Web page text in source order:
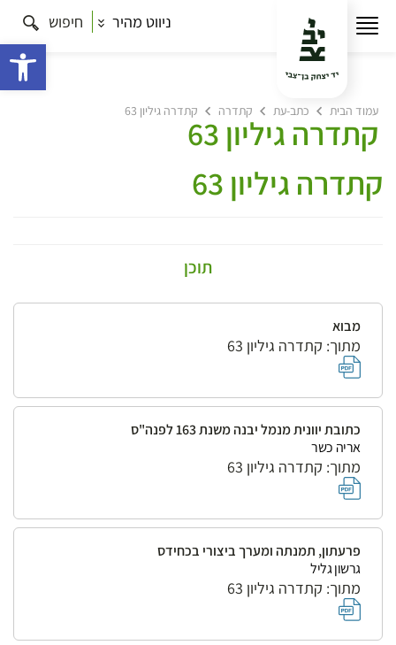
ניווט מהיר חיפוש
עמוד הבית כתב-עת קתדרה קתדרה גיליון 63
קתדרה גיליון 63
קתדרה גיליון 63
תוכן
מבוא
מתוך: קתדרה גיליון 63
כתובת יוונית מנמל יבנה משנת 163 לפנה"ס
אריה כשר
מתוך: קתדרה גיליון 63
פרעתון, תמנתה ומערך ביצורי בכחידס
גרשון גליל
מתוך: קתדרה גיליון 63